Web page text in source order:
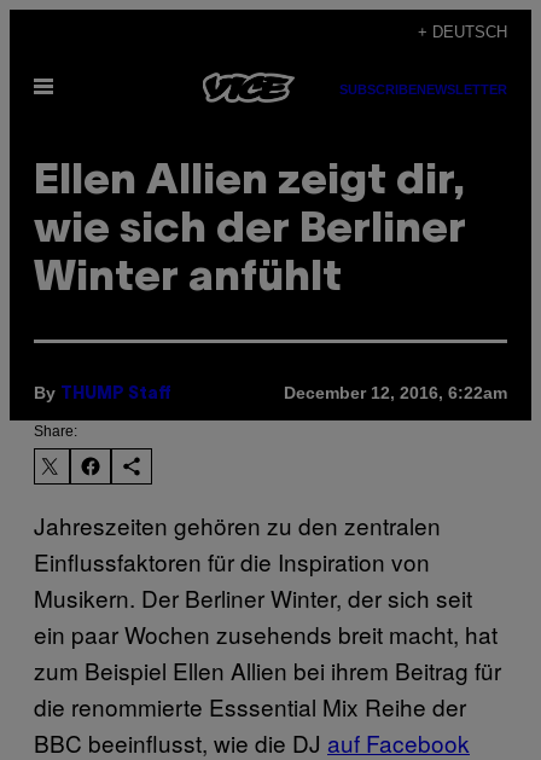
content
+ DEUTSCH
Open
SUBSCRIBENEWSLETTER
Ellen Allien zeigt dir,
wie sich der Berliner
Winter anfühlt
By THUMP Staff December 12, 2016, 6:22am
Share:
Jahreszeiten gehören zu den zentralen
Einflussfaktoren für die Inspiration von
Musikern. Der Berliner Winter, der sich seit
ein paar Wochen zusehends breit macht, hat
zum Beispiel Ellen Allien bei ihrem Beitrag für
die renommierte Esssential Mix Reihe der
BBC beeinflusst, wie die DJ auf Facebook